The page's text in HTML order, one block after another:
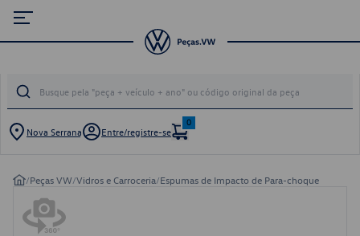
Nova Serrana Entre/registre-se
0
/Peças VW/Vidros e Carroceria/Espumas de Impacto de Para-choque